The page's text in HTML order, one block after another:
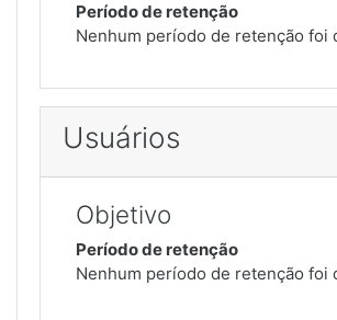
Período de retenção
Nenhum período de retenção foi
Usuários
Objetivo
Período de retenção
Nenhum período de retenção foi